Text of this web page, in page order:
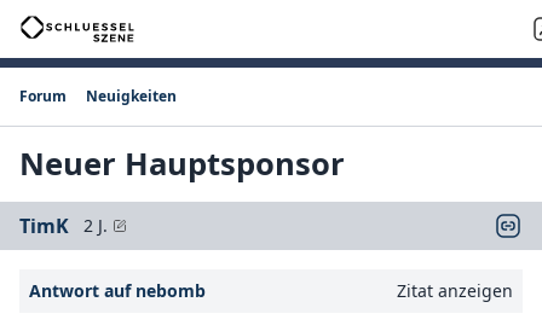
Forum Neuigkeiten
Neuer Hauptsponsor
TimK 2 J.
Antwort auf nebomb Zitat anzeigen